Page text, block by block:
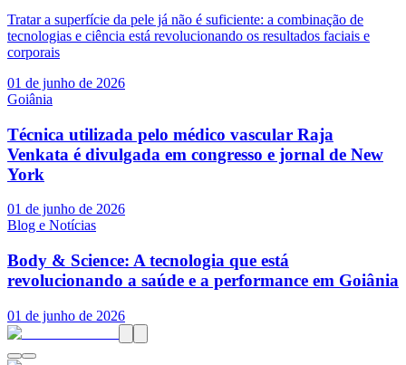
Tratar a superfície da pele já não é suficiente: a combinação de
tecnologias e ciência está revolucionando os resultados faciais e
corporais
01 de junho de 2026
Goiânia
Técnica utilizada pelo médico vascular Raja
Venkata é divulgada em congresso e jornal de New
York
01 de junho de 2026
Blog e Notícias
Body & Science: A tecnologia que está
revolucionando a saúde e a performance em Goiânia
01 de junho de 2026